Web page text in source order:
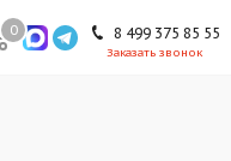
8 499 375 85 55
Заказать звонок
0